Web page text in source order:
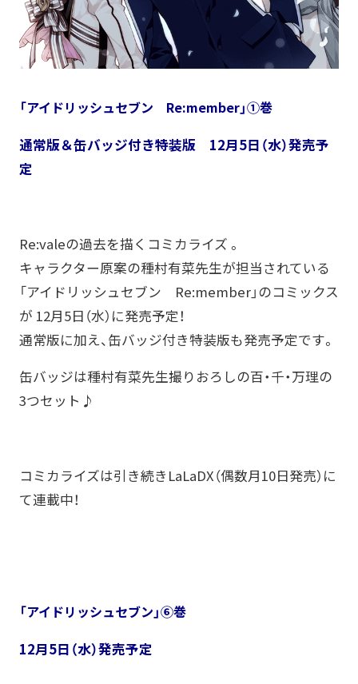
「アイドリッシュセブン Re:member」①巻
通常版＆缶バッジ付き特装版 12月5日（水）発売予
定
Re:valeの過去を描くコミカライズ 。
キャラクター原案の種村有菜先生が担当されている
「アイドリッシュセブン Re:member」のコミックス
が 12月5日（水）に発売予定！
通常版に加え、缶バッジ付き特装版も発売予定です。
缶バッジは種村有菜先生撮りおろしの百・千・万理の
3つセット♪
コミカライズは引き続きLaLaDX（偶数月10日発売）に
て連載中！
「アイドリッシュセブン」⑥巻
12月5日（水）発売予定